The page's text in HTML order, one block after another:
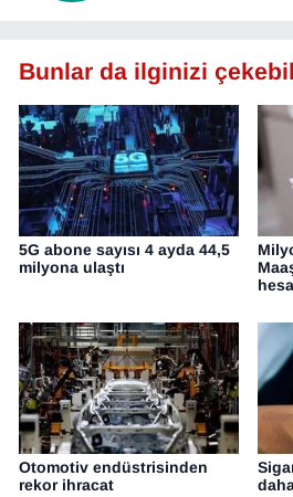
Bunlar da ilginizi
5G abone sayısı 4 ayda 44,5
milyona ulaştı
Otomotiv endüstrisinden
rekor ihracat